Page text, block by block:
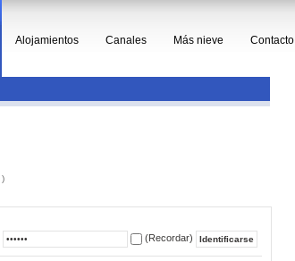
Alojamientos Canales Más nieve Contacto
)
(Recordar)